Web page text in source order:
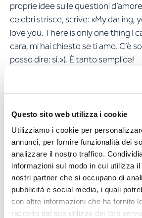
Questo sito web utilizza i cookie
Utilizziamo i cookie per
annunci, per fornire funzionalità dei
analizzare il nostro traffico.
informazioni sul modo in cui utilizza
nostri partner che si occupano di
pubblicità e social media, i quali
con altre informazioni che ha fornito
raccolto dal suo utilizzo dei loro
proprie idee sulle questioni
celebri strisce, scrive: «My darling,
love you. There is only one thing I
cara, mi hai chiesto se ti amo. C’è
posso dire: sì.»). È tanto semplice!
Nessuno vorrebbe
una dichiarazione
preconfezionata
Sul web si possono trovare migliaia
d’amore bell’e pronte – anche le più
come il cacio sui maccheroni». Se
una questione di pancia, qui il
che dire delle innumerevoli poesie